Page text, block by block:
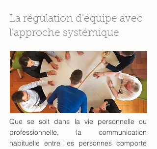
La régulation d'équipe avec
l'approche systémique
Que se soit dans la vie personnelle ou
professionnelle, la communication
habituelle entre les personnes comporte